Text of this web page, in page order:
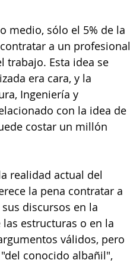
medio, sólo el 5% de la
a un profesional
trabajo. Esta idea se
era cara, y la
Ingeniería y
con la idea de
costar un millón
realidad actual del
la pena contratar a
discursos en la
estructuras o en la
válidos, pero
conocido albañil",